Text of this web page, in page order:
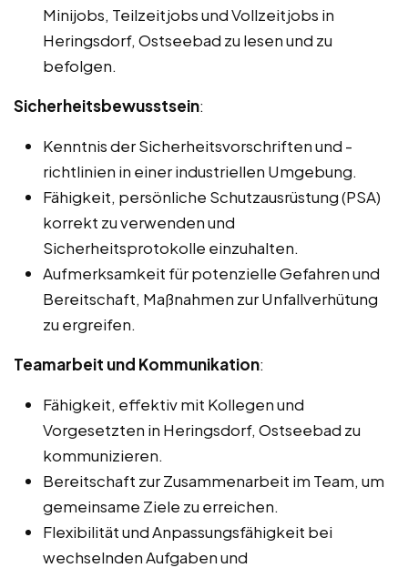
Minijobs, Teilzeitjobs und Vollzeitjobs in
Heringsdorf, Ostseebad zu lesen und zu
befolgen.
Sicherheitsbewusstsein:
Kenntnis der Sicherheitsvorschriften und -
richtlinien in einer industriellen Umgebung.
Fähigkeit, persönliche Schutzausrüstung (PSA)
korrekt zu verwenden und
Sicherheitsprotokolle einzuhalten.
Aufmerksamkeit für potenzielle Gefahren und
Bereitschaft, Maßnahmen zur Unfallverhütung
zu ergreifen.
Teamarbeit und Kommunikation:
Fähigkeit, effektiv mit Kollegen und
Vorgesetzten in Heringsdorf, Ostseebad zu
kommunizieren.
Bereitschaft zur Zusammenarbeit im Team, um
gemeinsame Ziele zu erreichen.
Flexibilität und Anpassungsfähigkeit bei
wechselnden Aufgaben und